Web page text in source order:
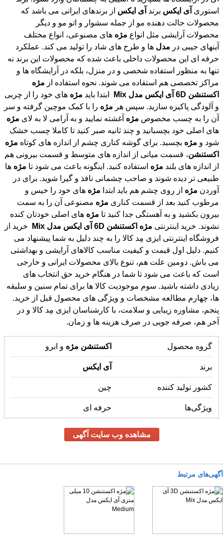
استوری آی ایکس برند آی ایکس از برندهای ایرانی می باشد که
محصولات حالت دهنده مو از جمله سشوار و اتو مو و دیگر
محصولات آرایشی مثل انواع مژه های مصنوعی، انواع مختلف
آینهای جیبی در مدل ها و طرح های شاد را تولید می کند. عملکرد
حرفه ای این محصولات داخلی باعث شده که محصولات این برند نه
تنها به منظور استفاده شخصی و در منزل، بلکه در آرایشگاه ها و
مراکز تخصصی هم استفاده می شوند. نحوه استفاده از مژه
اکستنشن 6D آی ایکس مدل Mix ابتدا باید مژه های خود را از چربی
و آلودگی پاکیزه سازید. سپس هر مژه را با کمک موچین گرفته و سر
آن را به چسب مخصوص مژه آغشته نمایید و به آرامی لا به لای مژه
های اصلی خود بچسبانید و چند ثانیه صبر کنید تا کاملا چسب خشک
شود و مژه بچسبد. برای گوشه کناری چشم از اندازه های کوتاه مژه
اکستنشن، قسمت میانی از اندازه های متوسط و قسمت بیرونی هم
از اندازه های بلند مژه استفاده کنید. اینگونه باعث می شود تا مژه ها
طبیعی تر دیده شوند و صاحب چشمانی نافذ و گیرا شوید. برای در
آوردن مژه از روی چشم هم باید ابتدا مژه های خود را خیس و
مرطوب کنید بعد از قسمت کناری مژه مصنوعی آن را به سمت
بیرون بکشید و به آهستگی جدا کنید تا مژه های اصلی خودتان کنده
نشوند. خرید اینترنتی مژه اکستنشن 6D آی ایکس مدل Mix خرید از
فروشگاه اینترنتی ایزی مِد کالا را به چند دلیل به شما پیشنهاد می
کنیم. دلیل اول قیمت و کیفیت مناسب کالاهای آرایشی و بهداشتی
می باش. دومین علت هم، تنوع بالای محصولات ایرانی و خارجی
است که باعث می شود تا شما در هنگام خرید حق انتخاب های
زیادی داشته باشید. سوم موجودیت کالا ها برای تمام سنین و سلیقه
ها، چهارم مطالعه مشخصات و ویژگی های محصول قبل از خرید.
پنجم، مشاوره زیبایی و سلامت، با کارشناسان ایزی مِد کالا و در
آخر هم، صرفه جویی در صرف هزینه ها و زمان.
گروه محصول اکستنشن مژه و ابرو
برند آی ایکس
کشور تولید کننده چین
ویژگی‌ها حرفه ای
مشاهده وب سایت آگهی
آگهی‌های مرتبط